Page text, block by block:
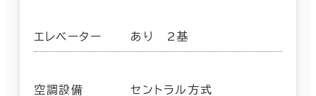
エレベーター あり 2基
空調設備 セントラル方式